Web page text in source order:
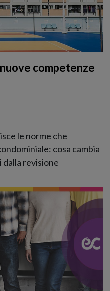
competenze
le norme che
cosa cambia
dalla revisione